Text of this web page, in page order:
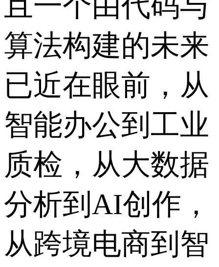
算法构建的未来
已近在眼前，从
智能办公到工业
质检，从大数据
分析到AI创作，
从跨境电商到智